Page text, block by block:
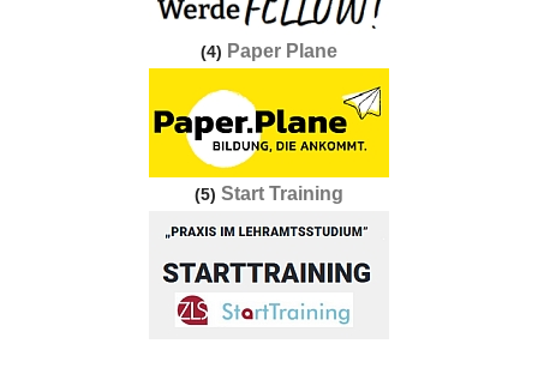
(4) Paper Plane
(5) Start Training